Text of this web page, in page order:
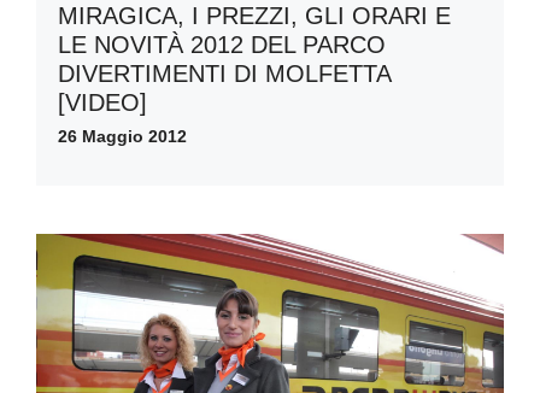
MIRAGICA, I PREZZI, GLI ORARI E
LE NOVITÀ 2012 DEL PARCO
DIVERTIMENTI DI MOLFETTA
[VIDEO]
26 Maggio 2012